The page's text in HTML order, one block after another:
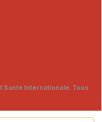
Santé Internationale. Tous